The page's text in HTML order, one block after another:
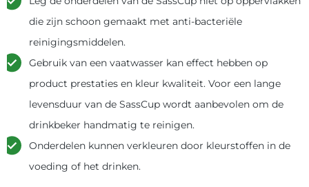
die zijn schoon gemaakt met anti-bacteriële
reinigingsmiddelen.
Gebruik van een vaatwasser kan effect hebben op
product prestaties en kleur kwaliteit. Voor een lange
levensduur van de SassCup wordt aanbevolen om de
drinkbeker handmatig te reinigen.
Onderdelen kunnen verkleuren door kleurstoffen in de
voeding of het drinken.